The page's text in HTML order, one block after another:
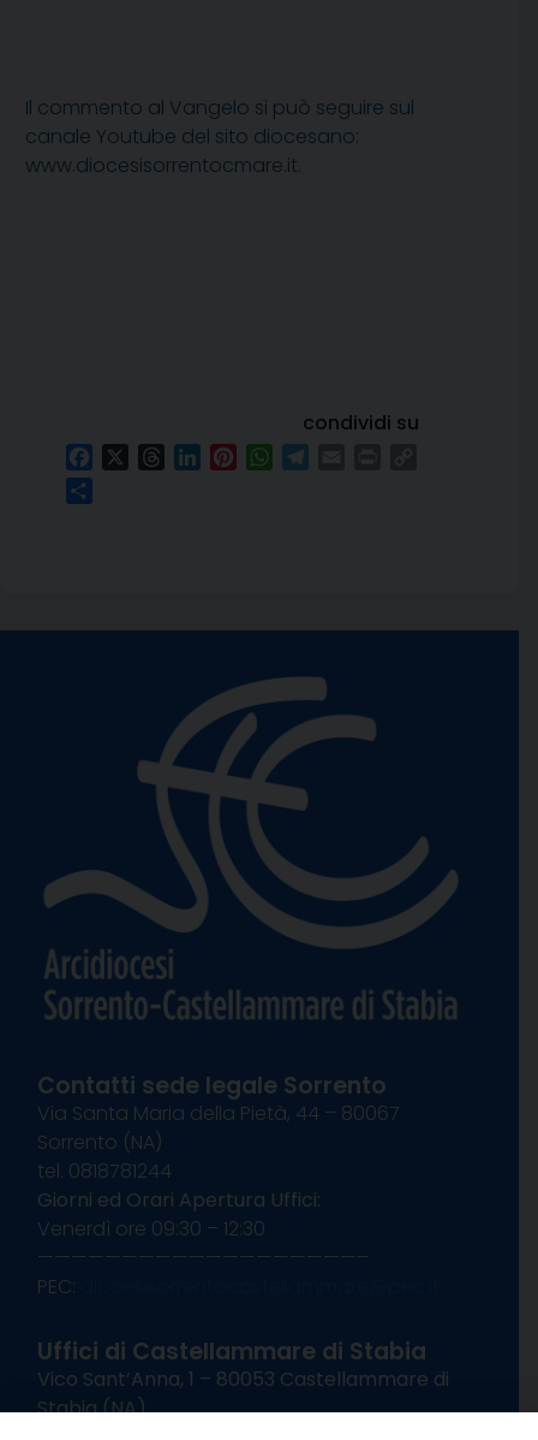
Il commento al Vangelo si può seguire sul
canale Youtube del sito diocesano:
www.diocesisorrentocmare.it.
condividi su
FacebookThreadsLinkedInPinterestWhatsApp
Contatti sede legale Sorrento
Via Santa Maria della Pietà, 44 – 80067
Sorrento (NA)
tel. 0818781244
Giorni ed Orari Apertura Uffici:
Venerdì ore 09:30 – 12:30
———————————————————–
PEC:
Uffici di Castellammare di Stabia
Vico Sant’Anna, 1 – 80053 Castellammare di
Stabia (NA)